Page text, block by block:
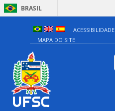
BRASIL
ACESSIBILIDADE
MAPA DO SITE